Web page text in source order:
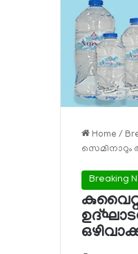
Home /
സെമിനാറും
Breaking